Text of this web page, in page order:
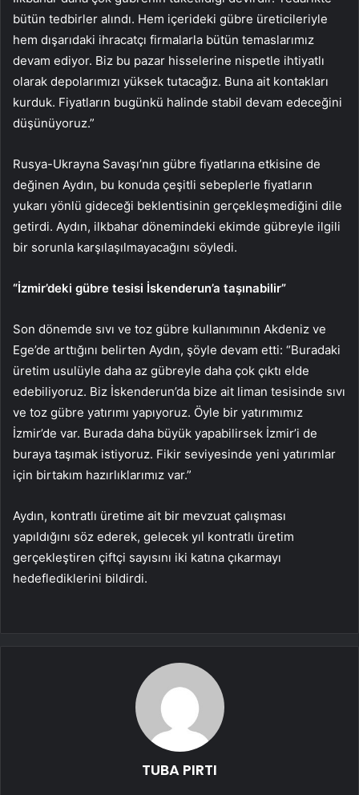
bütün tedbirler alındı. Hem içerideki gübre üreticileriyle
hem dışarıdaki ihracatçı firmalarla bütün temaslarımız
devam ediyor. Biz bu pazar hisselerine nispetle ihtiyatlı
olarak depolarımızı yüksek tutacağız. Buna ait kontakları
kurduk. Fiyatların bugünkü halinde stabil devam edeceğini
düşünüyoruz.”
Rusya-Ukrayna Savaşı’nın gübre fiyatlarına etkisine de
değinen Aydın, bu konuda çeşitli sebeplerle fiyatların
yukarı yönlü gideceği beklentisinin gerçekleşmediğini dile
getirdi. Aydın, ilkbahar dönemindeki ekimde gübreyle ilgili
bir sorunla karşılaşılmayacağını söyledi.
“İzmir’deki gübre tesisi İskenderun’a taşınabilir”
Son dönemde sıvı ve toz gübre kullanımının Akdeniz ve
Ege’de arttığını belirten Aydın, şöyle devam etti: “Buradaki
üretim usulüyle daha az gübreyle daha çok çıktı elde
edebiliyoruz. Biz İskenderun’da bize ait liman tesisinde sıvı
ve toz gübre yatırımı yapıyoruz. Öyle bir yatırımımız
İzmir’de var. Burada daha büyük yapabilirsek İzmir’i de
buraya taşımak istiyoruz. Fikir seviyesinde yeni yatırımlar
için birtakım hazırlıklarımız var.”
Aydın, kontratlı üretime ait bir mevzuat çalışması
yapıldığını söz ederek, gelecek yıl kontratlı üretim
gerçekleştiren çiftçi sayısını iki katına çıkarmayı
hedeflediklerini bildirdi.
TUBA PIRTI